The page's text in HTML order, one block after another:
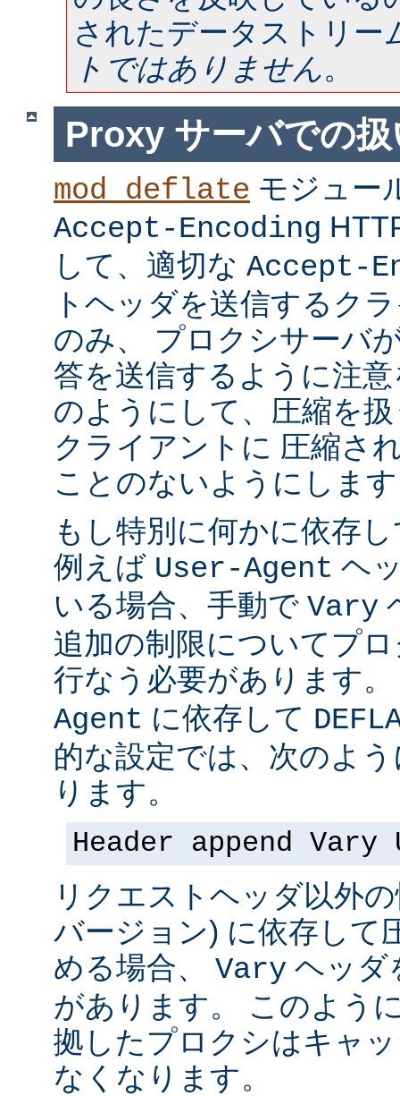
されたデータストリー
トではありません。
Proxy サーバでの扱
mod_deflate モジュー
Accept-Encoding
して、適切な Accept-
トヘッダを送信するク
のみ、 プロクシサーバ
答を送信するように注
のようにして、圧縮を
クライアントに 圧縮さ
ことのないようにしま
もし特別に何かに依存
例えば User-Agent ヘ
いる場合、手動で Vary
追加の制限についてプ
行なう必要があります
Agent に依存して
的な設定では、次のよ
ります。
Header append Vary
リクエストヘッダ以外
バージョン) に依存して
める場合、 Vary ヘッ
があります。 このよう
拠したプロクシはキャ
なくなります。